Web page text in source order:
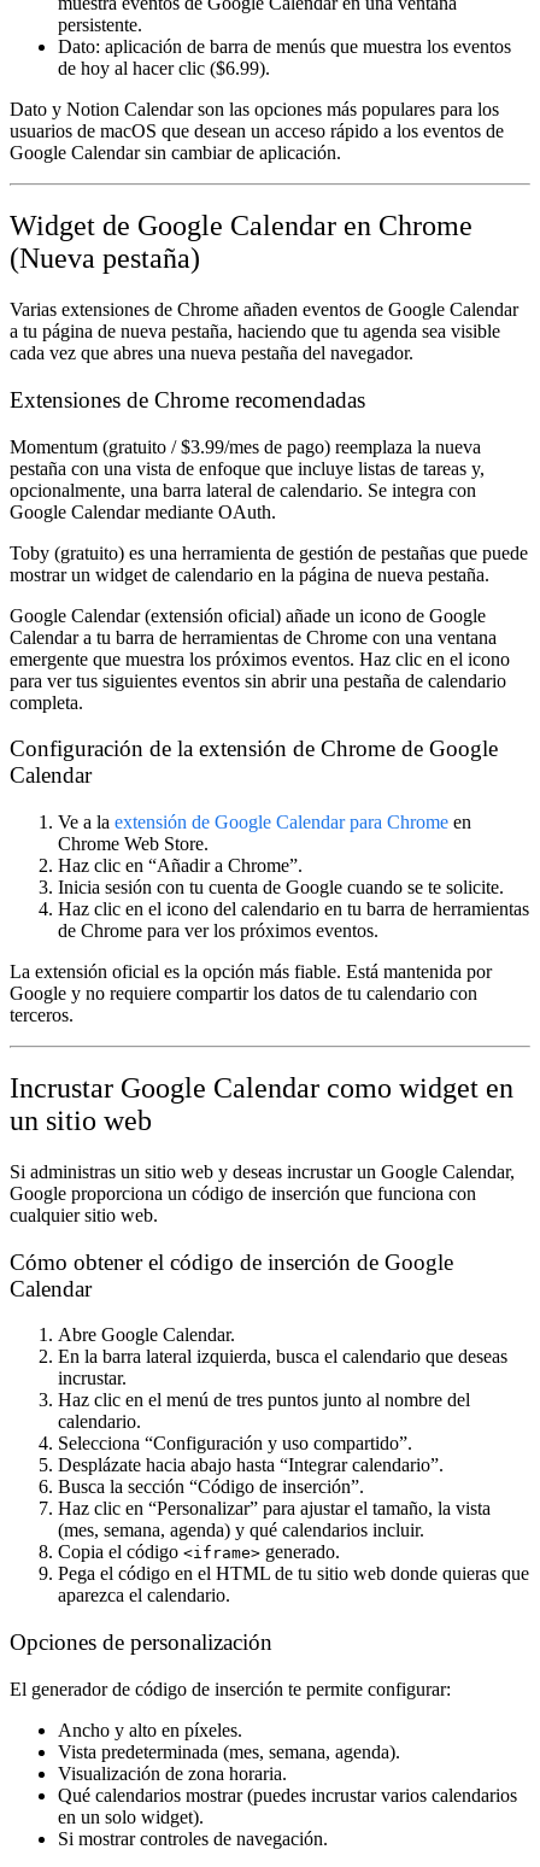
persistente.
Dato: aplicación de barra de menús que muestra los eventos
de hoy al hacer clic ($6.99).
Dato y Notion Calendarson las opciones más populares para los
usuarios de macOS que desean un acceso rápido a los eventos de
Google Calendar sin cambiar de aplicación.
Widget de Google Calendar en Chrome
(Nueva pestaña)
Varias extensiones de Chrome añaden eventos de Google Calendar
a tu página de nueva pestaña, haciendo que tu agenda sea visible
cada vez que abres una nueva pestaña del navegador.
Extensiones de Chrome recomendadas
Momentum (gratuito / $3.99/mes de pago) reemplaza la nueva
pestaña con una vista de enfoque que incluye listas de tareas y,
opcionalmente, una barra lateral de calendario. Se integra con
Google Calendar mediante OAuth.
Toby (gratuito) es una herramienta de gestión de pestañas que puede
mostrar un widget de calendario en la página de nueva pestaña.
Google Calendar (extensión oficial) añade un icono de Google
Calendar a tu barra de herramientas de Chrome con una ventana
emergente que muestra los próximos eventos. Haz clic en el icono
para ver tus siguientes eventos sin abrir una pestaña de calendario
completa.
Configuración de la extensión de Chrome de Google
Calendar
Ve a la extensión de Google Calendar para Chrome en
Chrome Web Store.
Haz clic en “Añadir a Chrome”.
Inicia sesión con tu cuenta de Google cuando se te solicite.
Haz clic en el icono del calendario en tu barra de herramientas
de Chrome para ver los próximos eventos.
La extensión oficial es la opción más fiable. Está mantenida por
Google y no requiere compartir los datos de tu calendario con
terceros.
Incrustar Google Calendar como widget en
un sitio web
Si administras un sitio web y deseas incrustar un Google Calendar,
Google proporciona un código de inserción que funciona con
cualquier sitio web.
Cómo obtener el código de inserción de Google
Calendar
Abre Google Calendar.
En la barra lateral izquierda, busca el calendario que deseas
incrustar.
Haz clic en el menú de tres puntos junto al nombre del
calendario.
Selecciona “Configuración y uso compartido”.
Desplázate hacia abajo hasta “Integrar calendario”.
Busca la sección “Código de inserción”.
Haz clic en “Personalizar” para ajustar el tamaño, la vista
(mes, semana, agenda) y qué calendarios incluir.
Copia el código <iframe> generado.
Pega el código en el HTML de tu sitio web donde quieras que
aparezca el calendario.
Opciones de personalización
El generador de código de inserción te permite configurar:
Ancho y alto en píxeles.
Vista predeterminada (mes, semana, agenda).
Visualización de zona horaria.
Qué calendarios mostrar (puedes incrustar varios calendarios
en un solo widget).
Si mostrar controles de navegación.